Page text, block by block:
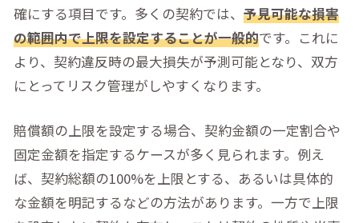
確にする項目です。多くの契約では、 予見可能な損害
の範囲内で上限を設定することが一般的です。これに
より、契約違反時の最大損失が予測可能となり、双方
にとってリスク管理がしやすくなります。
賠償額の上限を設定する場合、契約金額の一定割合や
固定金額を指定するケースが多く見られます。例え
ば、契約総額の100%を上限とする、あるいは具体的
な金額を明記するなどの方法があります。一方で上限